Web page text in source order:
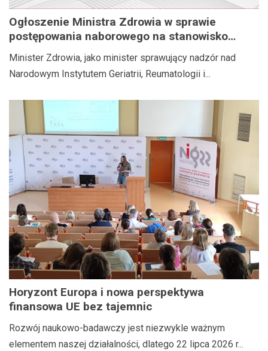
Ogłoszenie Ministra Zdrowia w sprawie
postępowania naborowego na stanowisko
Dyrektora Narodowego Instytutu Geriatrii,
Reumatologii i Rehabilitacji im. prof. dr hab.
med. Eleonory Reicher
Minister Zdrowia, jako minister sprawujący nadzór nad
Narodowym Instytutem Geriatrii, Reumatologii i...
Horyzont Europa i nowa perspektywa
finansowa UE bez tajemnic
Rozwój naukowo-badawczy jest niezwykle ważnym
elementem naszej działalności, dlatego 22 lipca 2026 r...